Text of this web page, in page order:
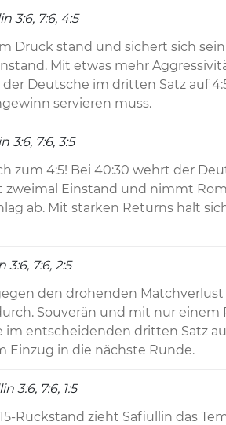
3:6, 7:6, 4:5
Druck stand und sichert sich
Mit etwas mehr
Deutsche im dritten Satz auf
servieren muss.
3:6, 7:6, 3:5
zum 4:5! Bei 40:30 wehrt der
zweimal Einstand und nimmt
ab. Mit starken Returns hält
7:6, 2:5
den drohenden
Souverän und mit nur einem
entscheidenden dritten Satz
Einzug in die nächste Runde.
3:6, 7:6, 1:5
Rückstand zieht Safiullin das